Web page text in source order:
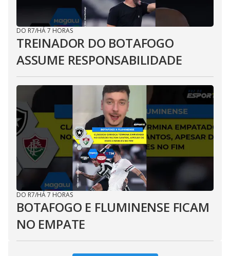
DO R7/HÁ 7 HORAS
TREINADOR DO BOTAFOGO
ASSUME RESPONSABILIDADE
DO R7/HÁ 7 HORAS
BOTAFOGO E FLUMINENSE FICAM
NO EMPATE